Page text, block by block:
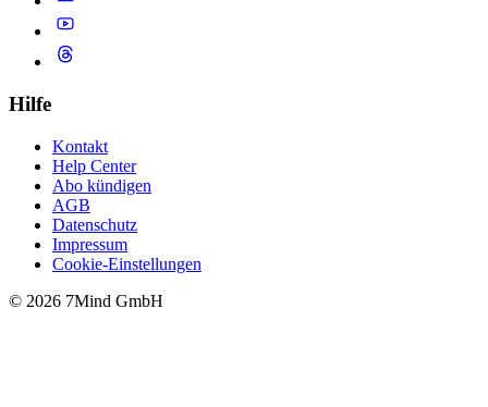
Hilfe
Kontakt
Help Center
Abo kündigen
AGB
Datenschutz
Impressum
Cookie-Einstellungen
© 2026 7Mind GmbH